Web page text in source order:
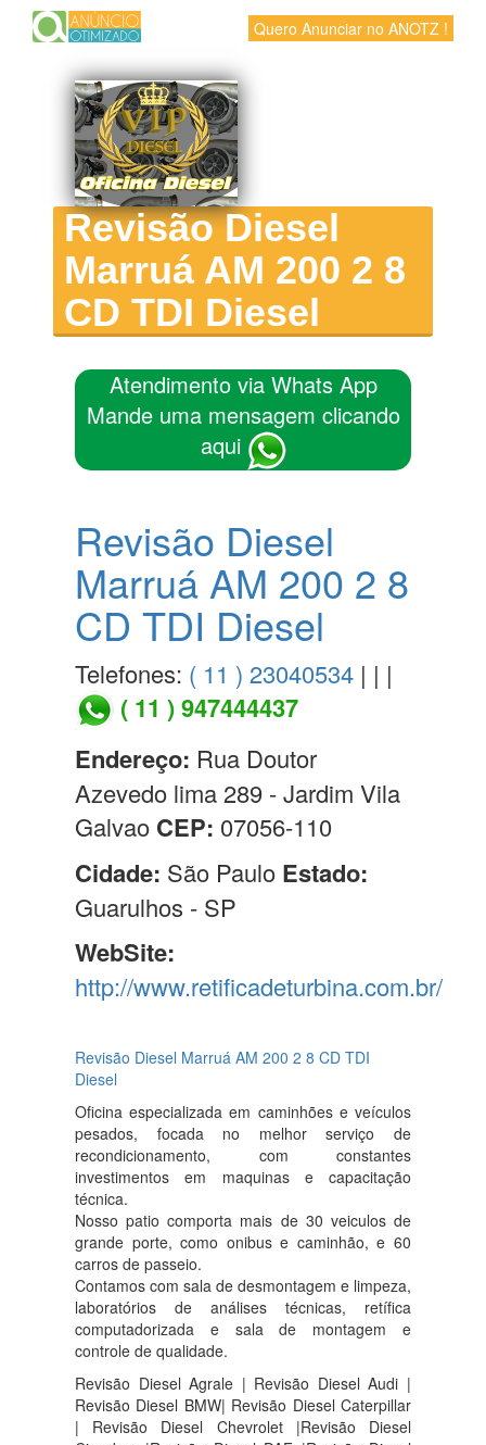
Quero Anunciar no ANOTZ !
Revisão Diesel
Marruá AM 200 2 8
CD TDI Diesel
Atendimento via Whats App
Mande uma mensagem clicando
aqui
Revisão Diesel
Marruá AM 200 2 8
CD TDI Diesel
Telefones: ( 11 ) 23040534 | | |
( 11 ) 947444437
Endereço: Rua Doutor
Azevedo lima 289 - Jardim Vila
Galvao CEP: 07056-110
Cidade: São Paulo Estado:
Guarulhos - SP
WebSite:
http://www.retificadeturbina.com.br/
Revisão Diesel Marruá AM 200 2 8 CD TDI
Diesel
Oficina especializada em caminhões e veículos
pesados, focada no melhor serviço de
recondicionamento, com constantes
investimentos em maquinas e capacitação
técnica.
Nosso patio comporta mais de 30 veiculos de
grande porte, como onibus e caminhão, e 60
carros de passeio.
Contamos com sala de desmontagem e limpeza,
laboratórios de análises técnicas, retífica
computadorizada e sala de montagem e
controle de qualidade.
Revisão Diesel Agrale | Revisão Diesel Audi |
Revisão Diesel BMW| Revisão Diesel Caterpillar
| Revisão Diesel Chevrolet |Revisão Diesel